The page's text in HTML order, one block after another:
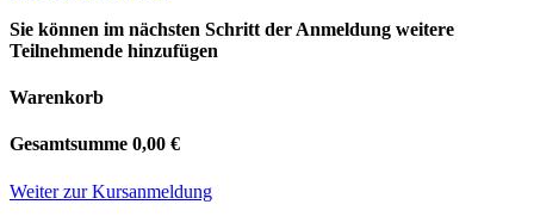
Sie können im nächsten Schritt der Anmeldung weitere
Teilnehmende hinzufügen
Warenkorb
Gesamtsumme 0,00 €
Weiter zur Kursanmeldung